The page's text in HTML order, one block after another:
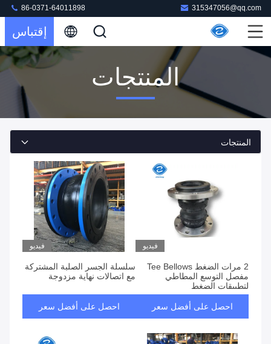
315347056@qq.com
86-0371-64011898
إقتباس
المنتجات
المنتجات
فيديو
2 مرات الضغط Tee Bellows
مفصل التوسع المطاطي
لتطبيقات الضغط
احصل على أفضل سعر
فيديو
سلسلة الجسر الصلبة المشتركة
مع اتصالات نهاية مزدوجة
احصل على أفضل سعر